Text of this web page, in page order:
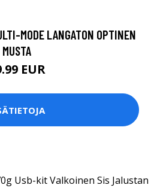
MODE LANGATON OPTINEN
MUSTA
EUR